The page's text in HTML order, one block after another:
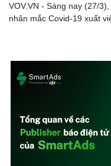
Thể thao
VOV.VN - Sáng nay (27/
nhân mắc Covid-19 xuất